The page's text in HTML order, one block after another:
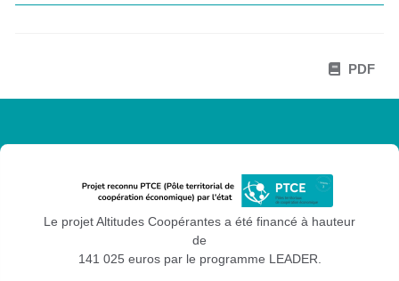
PDF
Le projet Altitudes Coopérantes a été financé à hauteur
de
141 025 euros par le programme LEADER.